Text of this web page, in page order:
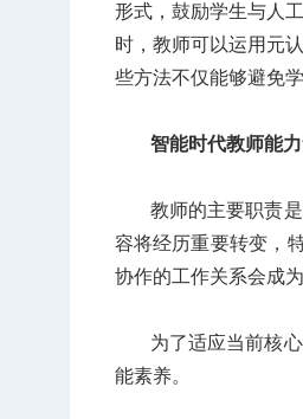
形式，鼓励学生与人
时，教师可以运用元
些方法不仅能够避免
智能时代教师能
教师的主要职责
容将经历重要转变，
协作的工作关系会成
为了适应当前核
能素养。